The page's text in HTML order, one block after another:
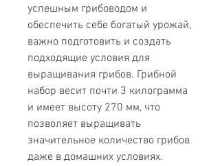
успешным грибоводом и
обеспечить себе богатый урожай,
важно подготовить и создать
подходящие условия для
выращивания грибов. Грибной
набор весит почти 3 килограмма
и имеет высоту 270 мм, что
позволяет выращивать
значительное количество грибов
даже в домашних условиях.